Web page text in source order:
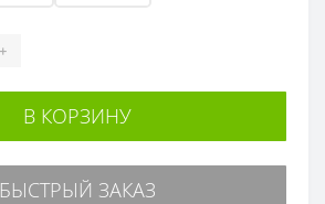
+
В КОРЗИНУ
БЫСТРЫЙ ЗАКАЗ